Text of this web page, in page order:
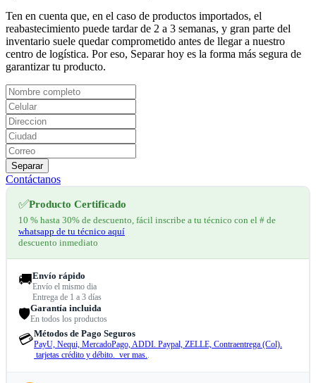
Ten en cuenta que, en el caso de productos importados, el
reabastecimiento puede tardar de 2 a 3 semanas, y gran parte del
inventario suele quedar comprometido antes de llegar a nuestro
centro de logística. Por eso, Separar hoy es la forma más segura de
garantizar tu producto.
Separar
Contáctanos
✅Producto Certificado
10 % hasta 30% de descuento, fácil inscribe a tu técnico con el # de
whatsapp de tu técnico aquí
descuento inmediato
🚚Envío rápido
Envío el mismo dia
Entrega de 1 a 3 días
🛡️Garantía incluida
En todos los productos
💳Métodos de Pago Seguros
PayU, Nequi, MercadoPago, ADDI. Paypal, ZELLE, Contraentrega (Col).
tarjetas crédito y débito. ver mas..